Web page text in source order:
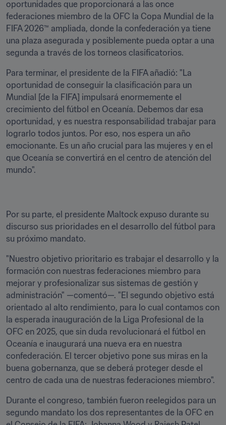
oportunidades que proporcionará a las once
federaciones miembro de la OFC la Copa Mundial de la
FIFA 2026™ ampliada, donde la confederación ya tiene
una plaza asegurada y posiblemente pueda optar a una
segunda a través de los torneos clasificatorios.
Para terminar, el presidente de la FIFA añadió: "La
oportunidad de conseguir la clasificación para un
Mundial [de la FIFA] impulsará enormemente el
crecimiento del fútbol en Oceanía. Debemos dar esa
oportunidad, y es nuestra responsabilidad trabajar para
lograrlo todos juntos. Por eso, nos espera un año
emocionante. Es un año crucial para las mujeres y en el
que Oceanía se convertirá en el centro de atención del
Por su parte, el presidente Maltock expuso durante su
discurso sus prioridades en el desarrollo del fútbol para
su próximo mandato.
"Nuestro objetivo prioritario es trabajar el desarrollo y la
formación con nuestras federaciones miembro para
mejorar y profesionalizar sus sistemas de gestión y
administración" —comentó—. "El segundo objetivo está
orientado al alto rendimiento, para lo cual contamos con
la esperada inauguración de la Liga Profesional de la
OFC en 2025, que sin duda revolucionará el fútbol en
Oceanía e inaugurará una nueva era en nuestra
confederación. El tercer objetivo pone sus miras en la
buena gobernanza, que se deberá proteger desde el
centro de cada una de nuestras federaciones miembro".
Durante el congreso, también fueron reelegidos para un
segundo mandato los dos representantes de la OFC en